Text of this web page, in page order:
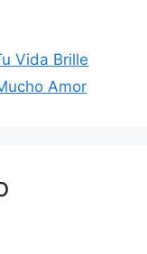
Vida Brille
Amor